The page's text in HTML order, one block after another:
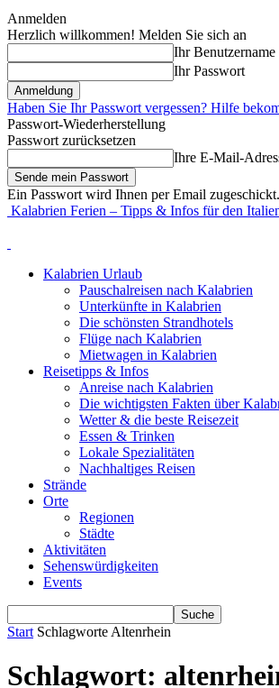
Anmelden
Herzlich willkommen! Melden Sie sich an
Ihr Benutzername
Ihr Passwort
Haben Sie Ihr Passwort vergessen? Hilfe
Passwort-Wiederherstellung
Passwort zurücksetzen
Ihre E-Mail-
Ein Passwort wird Ihnen per Email zugeschickt.
Kalabrien Ferien – Tipps & Infos für den
Kalabrien Urlaub
Pauschalreisen nach Kalabrien
Unterkünfte in Kalabrien
Die schönsten Strandhotels
Flüge nach Kalabrien
Mietwagen in Kalabrien
Reisetipps & Infos
Anreise nach Kalabrien
Die wichtigsten Fakten über
Wetter & die beste Reisezeit
Essen & Trinken
Lokale Spezialitäten
Nachhaltiges Reisen
Strände
Orte
Regionen
Städte
Aktivitäten
Sehenswürdigkeiten
Events
Start Schlagworte Altenrhein
Schlagwort: